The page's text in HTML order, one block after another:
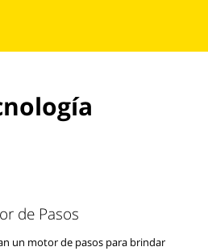
de Pasos
un motor de pasos para brindar